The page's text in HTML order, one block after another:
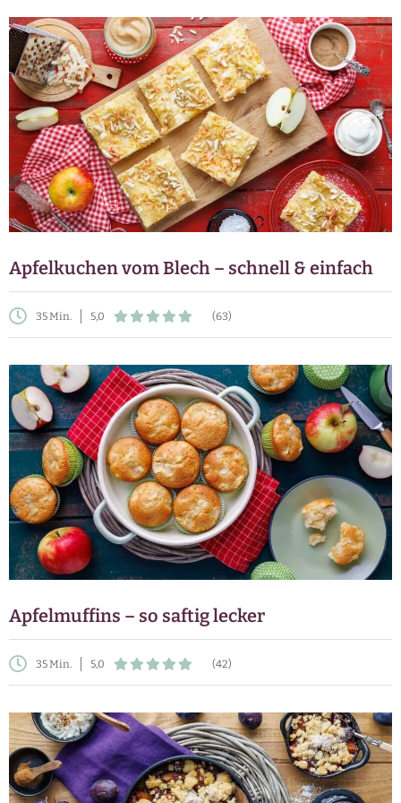
Apfelkuchen vom Blech – schnell & einfach
35 Min. 5,0 (63)
Apfelmuffins – so saftig lecker
35 Min. 5,0 (42)